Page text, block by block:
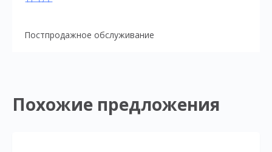
Постпродажное обслуживание
Похожие предложения